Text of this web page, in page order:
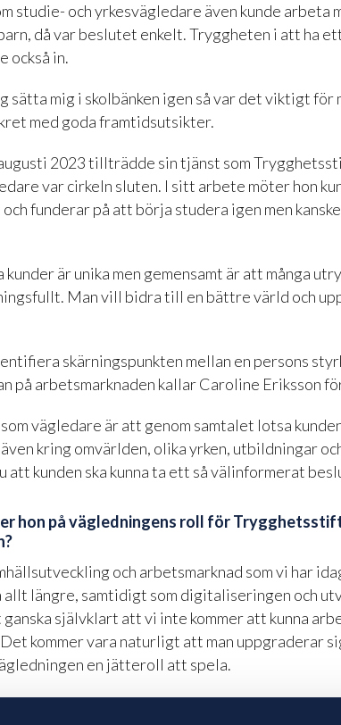
studie- och yrkesvägledare även kunde arbeta
då var beslutet enkelt. Tryggheten i att ha
också in.
sätta mig i skolbänken igen så var det viktigt för
med goda framtidsutsikter.
2023 tillträdde sin tjänst som
var cirkeln sluten. I sitt arbete möter hon
funderar på att börja studera igen men
kunder är unika men gemensamt är att många
Man vill bidra till en bättre värld och
skärningspunkten mellan en persons
på arbetsmarknaden kallar Caroline Eriksson
vägledare är att genom samtalet lotsa
även kring omvärlden, olika yrken, utbildningar
att kunden ska kunna ta ett så välinformerat
hon på vägledningens roll för
och arbetsmarknad som vi har
längre, samtidigt som digitaliseringen och
självklart att vi inte kommer att kunna
kommer vara naturligt att man uppgraderar
en jätteroll att spela.